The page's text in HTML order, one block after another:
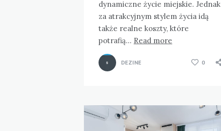
dynamiczne życie miejskie. Jednak
za atrakcyjnym stylem życia idą
także realne koszty, które
potrafią… Read more
DEZINE 0